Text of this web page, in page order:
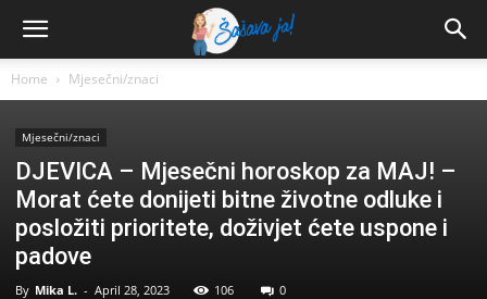
Home Mjesečni/znaci
Mjesečni/znaci
DJEVICA – Mjesečni horoskop za MAJ! –
Morat ćete donijeti bitne životne odluke i
posložiti prioritete, doživjet ćete uspone i
padove
By Mika L. - April 28, 2023 106 0